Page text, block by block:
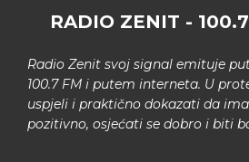
RADIO ZENIT -
Radio Zenit svoj signal emituje
100.7 FM i putem interneta. U
uspjeli i praktično dokazati da
pozitivno, osjećati se dobro i biti